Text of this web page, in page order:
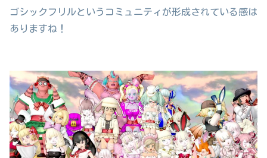
ゴシックフリルというコミュニティが形成されている感は
ありますね！